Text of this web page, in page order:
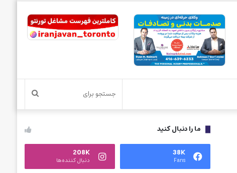
جستجو
برای ما را دنبال کنید
38K
Fans
208K
دنبال کننده‌ها